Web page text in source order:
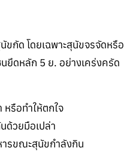
ขกัด โดยเฉพาะสุนัขจรจัดหรือ
ยึดหลัก 5 ย. อย่างเคร่งครัด
หรือทำให้ตกใจ
ด้วยมือเปล่า
ารขณะสุนัขกำลังกิน